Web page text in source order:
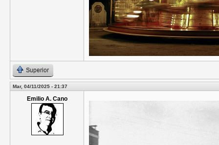
Superior
Mar, 04/11/2025 - 21:37
Emilio A. Cano